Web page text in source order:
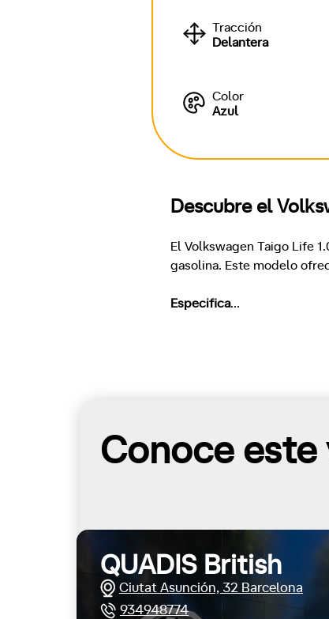
Tracción
Delantera
Color
Azul
Descubre el
El Volkswagen Taigo Life
gasolina. Este modelo
Especifica...
Conoce este
QUADIS British
Ciutat Asunción, 32 Barcelona
934948774